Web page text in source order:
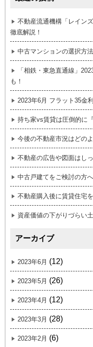
不動産流通機構「レイン
徹底解説！
中古マンションの選択方
「相鉄・東急直通線」
も！
2023年6月 フラット35金
持ち家vs賃貸は圧倒的に
今後の不動産市況はどの
不動産の広告や図面はし
中古戸建てをご検討の方
不動産購入後に賃貸住宅
資産価値の下がりづらい
アーカイブ
2023年6月 (12)
2023年5月 (26)
2023年4月 (12)
2023年3月 (28)
2023年2月 (6)